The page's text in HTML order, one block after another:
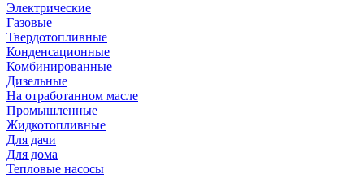
Электрические
Газовые
Твердотопливные
Конденсационные
Комбинированные
Дизельные
На отработанном масле
Промышленные
Жидкотопливные
Для дачи
Для дома
Тепловые насосы